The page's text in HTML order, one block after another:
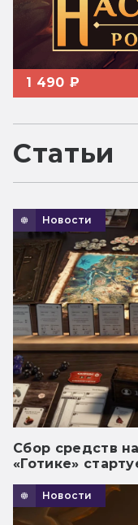
1 490 ₽
Статьи
Новости
Сбор средств
«Готике»
Новости